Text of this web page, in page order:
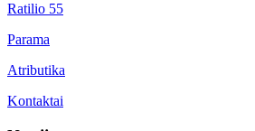
Ratilio 55
Parama
Atributika
Kontaktai